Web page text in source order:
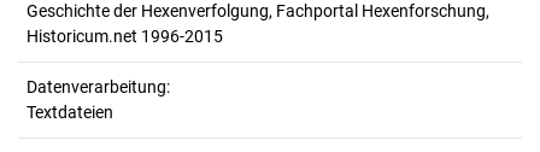
Geschichte der Hexenverfolgung, Fachportal Hexenforschung,
Historicum.net 1996-2015
Datenverarbeitung:
Textdateien